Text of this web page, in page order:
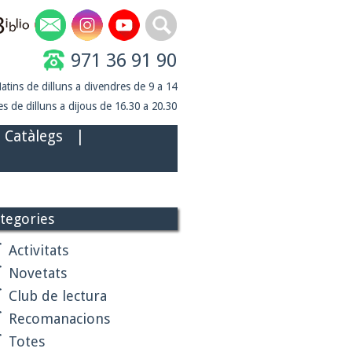
971 36 91 90
de dilluns a divendres de 9 a 14
de dilluns a dijous de 16.30 a 20.30
Catàlegs
Activitats
Novetats
Club de lectura
Recomanacions
Totes